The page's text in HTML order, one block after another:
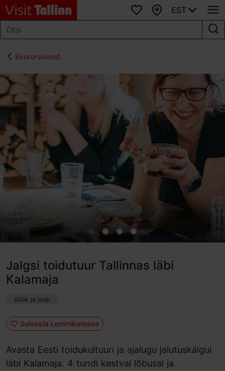
Lemmikud
Kaart
EST
Ekskursioonid
Jalgsi toidutuur Tallinnas läbi
Kalamaja
Söök ja jook
Salvesta Lemmikutesse
Avasta Eesti toidukultuuri ja ajalugu jalutuskäigul
läbi Kalamaja. 4 tundi kestval lõbusal ja